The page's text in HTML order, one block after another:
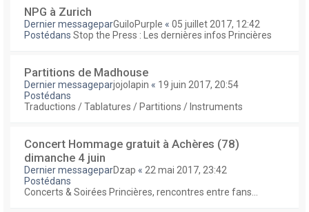
NPG à Zurich
Dernier messageparGuiloPurple « 05 juillet 2017, 12:42
Postédans Stop the Press : Les dernières infos Princières
Partitions de Madhouse
Dernier messageparjojolapin « 19 juin 2017, 20:54
Postédans
Traductions / Tablatures / Partitions / Instruments
Concert Hommage gratuit à Achères (78)
dimanche 4 juin
Dernier messageparDzap « 22 mai 2017, 23:42
Postédans
Concerts & Soirées Princières, rencontres entre fans...